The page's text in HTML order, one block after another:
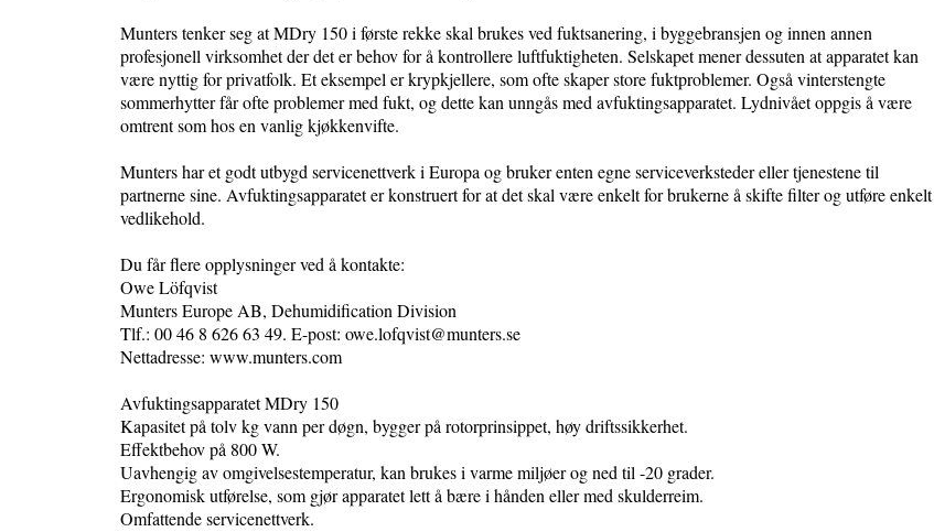
Munters tenker seg at MDry 150 i første rekke skal brukes ved fuktsanering, i byggebransjen og innen annen
profesjonell virksomhet der det er behov for å kontrollere luftfuktigheten. Selskapet mener dessuten at apparatet kan
være nyttig for privatfolk. Et eksempel er krypkjellere, som ofte skaper store fuktproblemer. Også vinterstengte
sommerhytter får ofte problemer med fukt, og dette kan unngås med avfuktingsapparatet. Lydnivået oppgis å være
omtrent som hos en vanlig kjøkkenvifte.
Munters har et godt utbygd servicenettverk i Europa og bruker enten egne serviceverksteder eller tjenestene til
partnerne sine. Avfuktingsapparatet er konstruert for at det skal være enkelt for brukerne å skifte filter og utføre enkelt
vedlikehold.
Du får flere opplysninger ved å kontakte:
Owe Löfqvist
Munters Europe AB, Dehumidification Division
Tlf.: 00 46 8 626 63 49. E-post: owe.lofqvist@munters.se
Nettadresse: www.munters.com
Avfuktingsapparatet MDry 150
Kapasitet på tolv kg vann per døgn, bygger på rotorprinsippet, høy driftssikkerhet.
Effektbehov på 800 W.
Uavhengig av omgivelsestemperatur, kan brukes i varme miljøer og ned til -20 grader.
Ergonomisk utførelse, som gjør apparatet lett å bære i hånden eller med skulderreim.
Omfattende servicenettverk.